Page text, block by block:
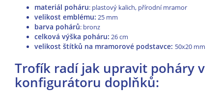
materiál poháru: plastový kalich, přírodní mramor
velikost emblému: 25 mm
barva pohárů: bronz
celková výška poháru: 26 cm
velikost štítků na mramorové podstavce: 50x20 mm
Trofík radí jak upravit poháry v
konfigurátoru doplňků: